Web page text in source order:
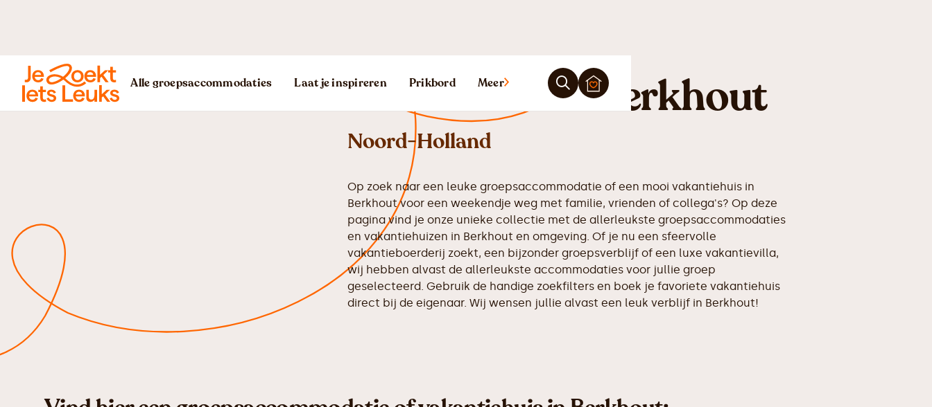
Alle groepsaccommodaties Laat je inspireren Prikbord Meer
Vakantiehuis Berkhout
Noord-Holland
Op zoek naar een leuke groepsaccommodatie of een mooi vakantiehuis in
Berkhout voor een weekendje weg met familie, vrienden of collega's? Op deze
pagina vind je onze unieke collectie met de allerleukste groepsaccommodaties
en vakantiehuizen in Berkhout en omgeving. Of je nu een sfeervolle
vakantieboerderij zoekt, een bijzonder groepsverblijf of een luxe vakantievilla,
wij hebben alvast de allerleukste accommodaties voor jullie groep
geselecteerd. Gebruik de handige zoekfilters en boek je favoriete vakantiehuis
direct bij de eigenaar. Wij wensen jullie alvast een leuk verblijf in Berkhout!